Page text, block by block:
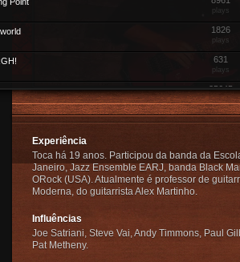
plays
1826
plays
631
plays
Video
25645
plays
Video
28733
Video plays
3490
Stage of Sexual Repression 0
Experiência
Toca há 19 anos. Participou da banda da
Janeiro, Jazz Ensemble EARJ, banda Black
ORock (USA). Atualmente é professor de
Moderna, do guitarrista Alex Martinho.
Influências
Joe Satriani, Steve Vai, Andy Timmons, Paul
Pat Metheny.